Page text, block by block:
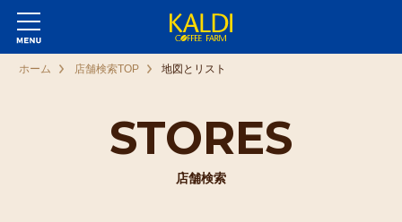
STORES
店舗検索
ホーム 店舗検索TOP 地図とリスト